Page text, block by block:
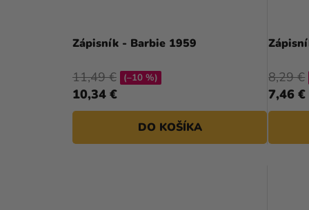
Zápisník - Barbie 1959
10,34 €
11,49 € (–10 %)
DO KOŠÍKA
7,46 €
8,29 €